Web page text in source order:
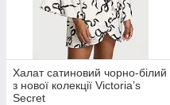
Халат сатиновий чорно-білий
з нової колекції Victoria’s
Secret